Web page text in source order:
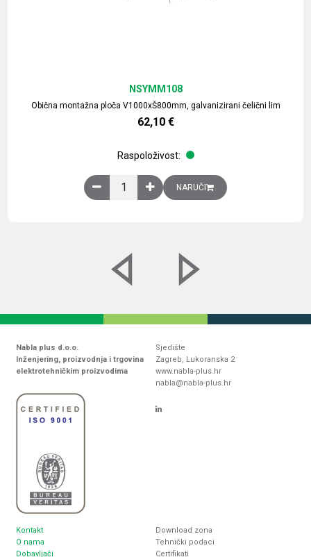
Obična montažna ploča V1000xŠ800mm, galvanizirani čelični lim
NSYMM108
62,10 €
Raspoloživost:
Obična montažna ploča V1000xŠ800mm,
NARUČI
Nabla plus d.o.o.
Inženjering, proizvodnja i trgovina
elektrotehničkim proizvodima
Sjedište
Zagreb, Lukoranska 2
www.nabla-plus.hr
nabla@nabla-plus.hr
Kontakt
O nama
Dobavljači
Download zona
Tehnički podaci
Certifikati